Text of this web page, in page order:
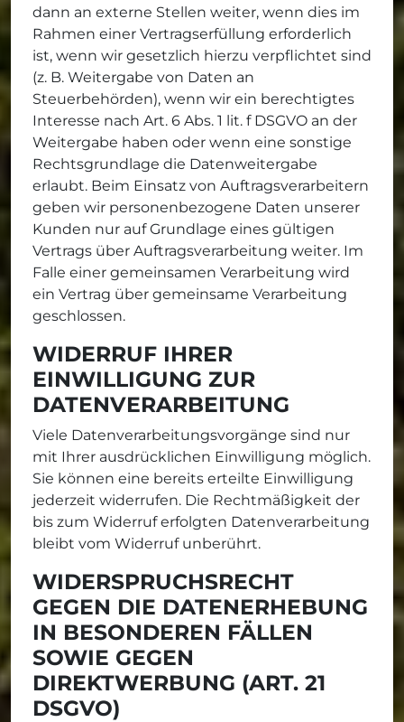
dann an externe Stellen weiter, wenn dies im
Rahmen einer Vertragserfüllung erforderlich
ist, wenn wir gesetzlich hierzu verpflichtet sind
(z. B. Weitergabe von Daten an
Steuerbehörden), wenn wir ein berechtigtes
Interesse nach Art. 6 Abs. 1 lit. f DSGVO an der
Weitergabe haben oder wenn eine sonstige
Rechtsgrundlage die Datenweitergabe
erlaubt. Beim Einsatz von Auftragsverarbeitern
geben wir personenbezogene Daten unserer
Kunden nur auf Grundlage eines gültigen
Vertrags über Auftragsverarbeitung weiter. Im
Falle einer gemeinsamen Verarbeitung wird
ein Vertrag über gemeinsame Verarbeitung
geschlossen.
WIDERRUF IHRER
EINWILLIGUNG ZUR
DATENVERARBEITUNG
Viele Datenverarbeitungsvorgänge sind nur
mit Ihrer ausdrücklichen Einwilligung möglich.
Sie können eine bereits erteilte Einwilligung
jederzeit widerrufen. Die Rechtmäßigkeit der
bis zum Widerruf erfolgten Datenverarbeitung
bleibt vom Widerruf unberührt.
WIDERSPRUCHSRECHT
GEGEN DIE DATENERHEBUNG
IN BESONDEREN FÄLLEN
SOWIE GEGEN
DIREKTWERBUNG (ART. 21
DSGVO)